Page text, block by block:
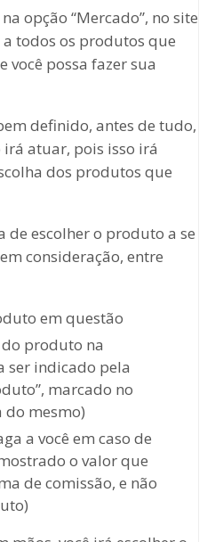
opção “Mercado”, no site
a todos os produtos que
você possa fazer sua
definido, antes de tudo,
atuar, pois isso irá
dos produtos que
de escolher o produto a se
consideração, entre
em questão
produto na
ser indicado pela
marcado no
mesmo)
a você em caso de
o valor que
de comissão, e não